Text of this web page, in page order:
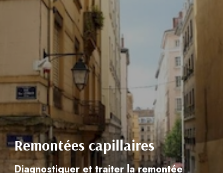
Remontées capillaires
Diagnostiquer et traiter la remontée